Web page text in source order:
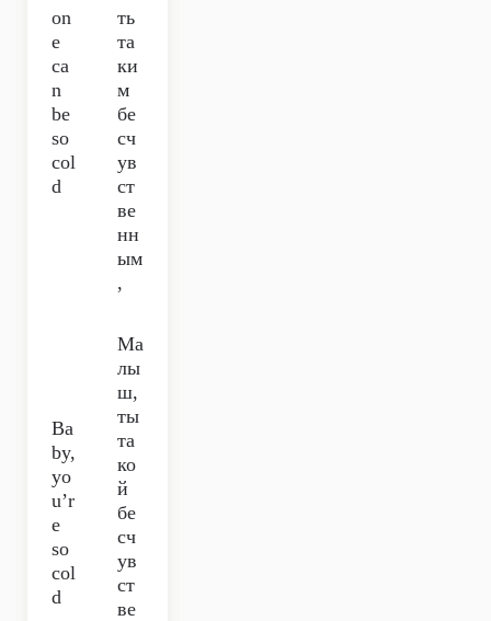
on
e
ca
n
be
so
col
d
ть
та
ки
м
бе
сч
ув
ст
ве
нн
ым
,
Ba
by,
yo
u’r
e
so
col
d
Ма
лы
ш,
ты
та
ко
й
бе
сч
ув
ст
ве